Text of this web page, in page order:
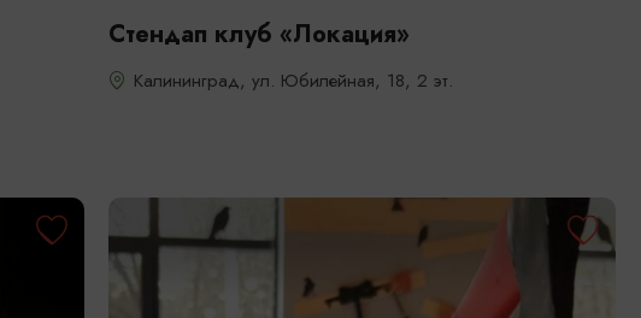
Стендап клуб «Локация»
Калининград, ул. Юбилейная, 18, 2 эт.